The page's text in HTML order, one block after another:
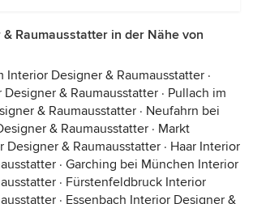
Raumausstatter in der Nähe von
Interior Designer & Raumausstatter ·
& Raumausstatter · Pullach im
& Raumausstatter · Neufahrn bei
& Raumausstatter · Markt
Designer & Raumausstatter · Haar Interior
· Garching bei München Interior
· Fürstenfeldbruck Interior
· Essenbach Interior Designer &